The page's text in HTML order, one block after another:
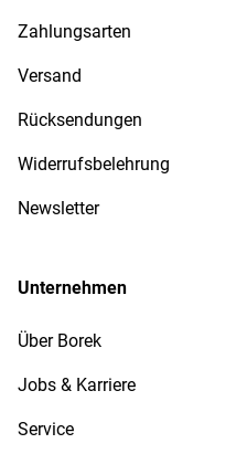
Zahlungsarten
Versand
Rücksendungen
Widerrufsbelehrung
Newsletter
Unternehmen
Über Borek
Jobs & Karriere
Service